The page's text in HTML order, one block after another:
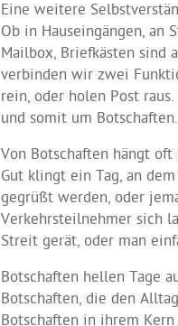
Eine weitere
Ob in Hauseingängen, an
Mailbox, Briefkästen sind
verbinden wir zwei
rein, oder holen Post
und somit um Botschaften.
Von Botschaften hängt
Gut klingt ein Tag, an
gegrüßt werden, oder
Verkehrsteilnehmer sich
Streit gerät, oder man
Botschaften hellen Tage
Botschaften, die den
Botschaften in ihrem